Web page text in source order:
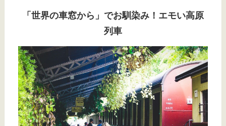
「世界の車窓から」でお馴染み！エモい高原
列車